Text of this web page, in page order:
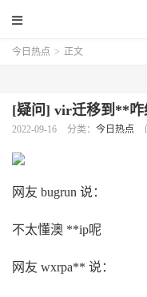
今日热点 > 正文
[疑问] vir迁移到**咋
2022-09-16 分类： 今日热点
网友 bugrun 说：
不太懂澳 **ip呢
网友 wxrpa** 说：